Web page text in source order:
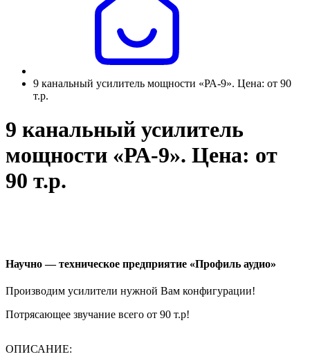
9 канальный усилитель мощности «РА-9». Цена: от 90
т.р.
9 канальный усилитель
мощности «РА-9». Цена: от
90 т.р.
Научно — техническое предприятие «Профиль аудио»
Производим усилители нужной Вам конфигурации!
Потрясающее звучание всего от 90 т.р!
ОПИСАНИЕ: